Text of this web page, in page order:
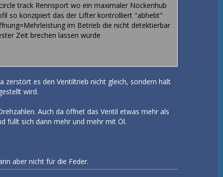
track Rennsport wo ein maximaler Nockenhub
so konzipiert das der Lifter kontrolliert "abhebt"
im Betrieb die nicht detektierbar
Zeit brechen lassen würde
zerstört es den Ventiltrieb nicht gleich, sondern hält
wird.
Auch da öffnet das Ventil etwas mehr als
füllt sich dann mehr und mehr mit Öl.
aber nicht für die Feder.